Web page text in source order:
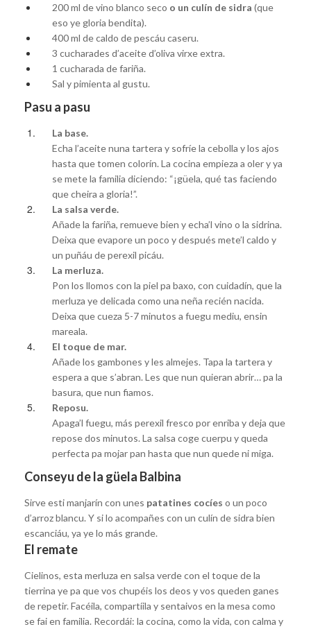
200 ml de vino blanco seco o un culín de sidra (que
eso ye gloria bendita).
400 ml de caldo de pescáu caseru.
3 cucharades d’aceite d’oliva virxe extra.
1 cucharada de fariña.
Sal y pimienta al gustu.
Pasu a pasu
La base.
Echa l’aceite nuna tartera y sofríe la cebolla y los ajos
hasta que tomen colorín. La cocina empieza a oler y ya
se mete la familia diciendo: “¡güela, qué tas faciendo
que cheira a gloria!”.
La salsa verde.
Añade la fariña, remueve bien y echa’l vino o la sidrina.
Deixa que evapore un poco y después mete’l caldo y
un puñáu de perexil picáu.
La merluza.
Pon los llomos con la piel pa baxo, con cuidadín, que la
merluza ye delicada como una neña recién nacida.
Deixa que cueza 5-7 minutos a fuegu mediu, ensin
mareala.
El toque de mar.
Añade los gambones y les almejes. Tapa la tartera y
espera a que s’abran. Les que nun quieran abrir… pa la
basura, que nun fiamos.
Reposu.
Apaga’l fuegu, más perexil fresco por enriba y deja que
repose dos minutos. La salsa coge cuerpu y queda
perfecta pa mojar pan hasta que nun quede ni miga.
Conseyu de la güela Balbina
Sirve esti manjarín con unes patatines cocíes o un poco
d’arroz blancu. Y si lo acompañes con un culín de sidra bien
escanciáu, ya ye lo más grande.
El remate
Cielinos, esta merluza en salsa verde con el toque de la
tierrina ye pa que vos chupéis los deos y vos queden ganes
de repetir. Facéila, compartíila y sentaivos en la mesa como
se fai en familia. Recordái: la cocina, como la vida, con calma y